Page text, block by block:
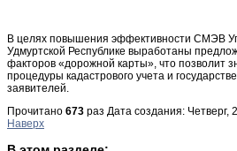
В целях повышения эффективности СМЭВ
Удмуртской Республике выработаны
факторов «дорожной карты», что позволит
процедуры кадастрового учета и
заявителей.
Прочитано 673 раз Дата создания: Четверг,
Наверх